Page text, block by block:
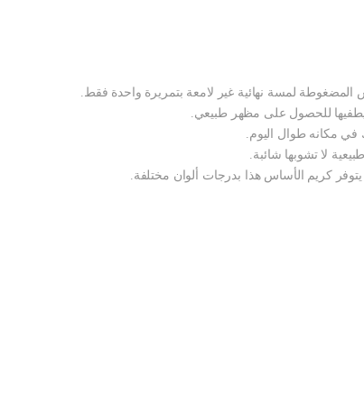
المضغوطة لمسة نهائية غير لامعة بتمريرة واحدة فقط.
للحصول على مظهر طبيعي.
لا تشوبها شائبة.
كريم الأساس هذا بدرجات ألوان مختلفة.